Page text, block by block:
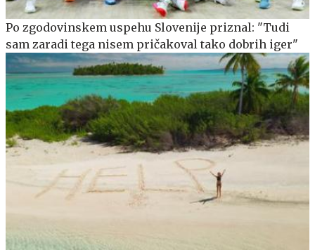
Po zgodovinskem uspehu Slovenije priznal: "Tudi
sam zaradi tega nisem pričakoval tako dobrih iger"